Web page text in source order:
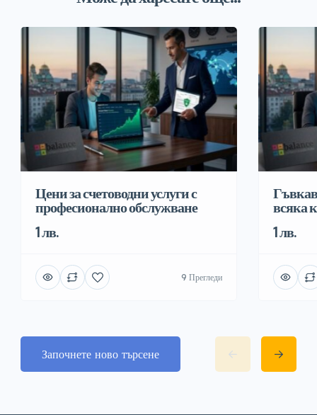
Цени за счетоводни услуги с
професионално обслужване
1 лв.
9 Прегледи
всяка
1 лв.
Започнете ново търсене